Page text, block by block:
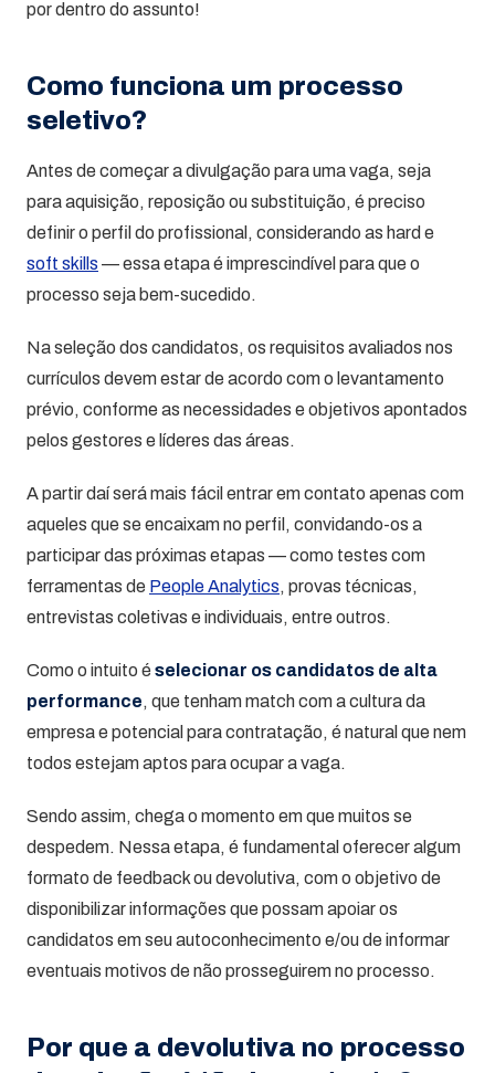
por dentro do assunto!
Como funciona um processo
seletivo?
Antes de começar a divulgação para uma vaga, seja
para aquisição, reposição ou substituição, é preciso
definir o perfil do profissional, considerando as hard e
soft skills — essa etapa é imprescindível para que o
processo seja bem-sucedido.
Na seleção dos candidatos, os requisitos avaliados nos
currículos devem estar de acordo com o levantamento
prévio, conforme as necessidades e objetivos apontados
pelos gestores e líderes das áreas.
A partir daí será mais fácil entrar em contato apenas com
aqueles que se encaixam no perfil, convidando-os a
participar das próximas etapas — como testes com
ferramentas de People Analytics, provas técnicas,
entrevistas coletivas e individuais, entre outros.
Como o intuito éselecionar os candidatos de alta
performance, que tenham match com a cultura da
empresa e potencial para contratação, é natural que nem
todos estejam aptos para ocupar a vaga.
Sendo assim, chega o momento em que muitos se
despedem. Nessa etapa, é fundamental oferecer algum
formato de feedback ou devolutiva, com o objetivo de
disponibilizar informações que possam apoiar os
candidatos em seu autoconhecimento e/ou de informar
eventuais motivos de não prosseguirem no processo.
Por que a devolutiva no processo